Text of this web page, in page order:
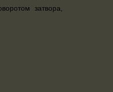
затвора,